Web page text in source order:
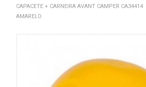
CAPACETE + CARNEIRA AVANT CAMPER CA34414
AMARELO